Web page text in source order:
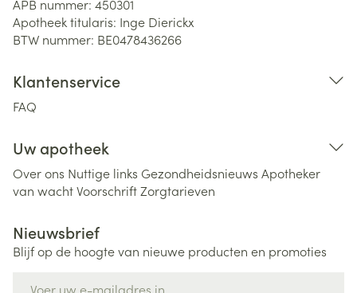
APB nummer: 450301
Apotheek titularis: Inge Dierickx
BTW nummer: BE0478436266
Klantenservice
FAQ
Uw apotheek
Over ons Nuttige links Gezondheidsnieuws Apotheker
van wachtVoorschriftZorgtarieven
Nieuwsbrief
Blijf op de hoogte van nieuwe producten en promoties